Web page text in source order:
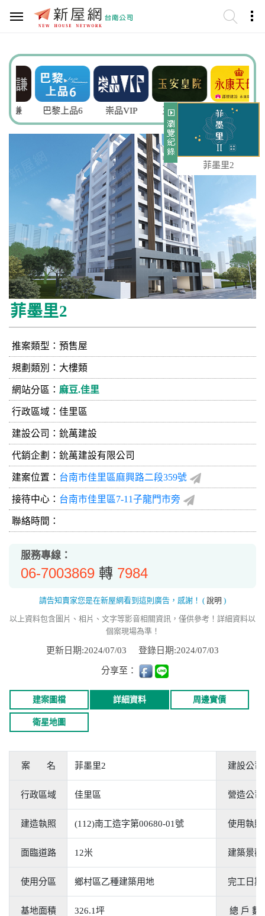
菲墨里2
巴黎上品6 崇品VIP 玉安皇院 永康天母5
菲墨里2
推案類型：預售屋
規劃類別：大樓類
網站分區： 麻豆.佳里
行政區域：佳里區
建設公司： 鈗萬建設
代銷企劃：鈗萬建設有限公司
建案位置： 台南市佳里區麻興路二段359號
接待中心： 台南市佳里區7-11子龍門市旁
聯絡時間：
服務專線：
06-7003869 轉 7984
請告知賣家您是在新屋網看到這則廣告，感謝！ ( 說明 )
以上資料包含圖片、相片、文字等影音相關資訊，僅供參考！詳細資料以
個案現場為準！
更新日期:2024/07/03 登錄日期:2024/07/03
分享至：
建案圖檔 詳細資料 周邊實價
衛星地圖
案 名 菲墨里2 建設公司
行政區域 佳里區 營造公司
建造執照 (112)南工造字第00680-01號 使用執照
面臨道路 12米 建築景觀
使用分區 鄉村區乙種建築用地 完工日期
基地面積 326.1坪 總 戶 數